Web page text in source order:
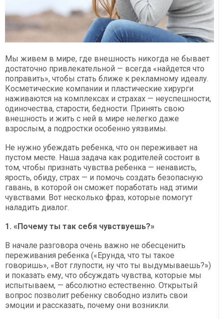
Мы живем в мире, где внешность никогда не бывает
достаточно привлекательной — всегда «найдется что
поправить», чтобы стать ближе к рекламному идеалу.
Косметические компании и пластические хирурги
наживаются на комплексах и страхах — неуспешности,
одиночества, старости, бедности. Принять свою
внешность и жить с ней в мире нелегко даже
взрослым, а подростки особенно уязвимы.
Не нужно убеждать ребенка, что он переживает на
пустом месте. Наша задача как родителей состоит в
том, чтобы признать чувства ребенка — ненависть,
ярость, обиду, страх — и помочь создать безопасную
гавань, в которой он сможет поработать над этими
чувствами. Вот несколько фраз, которые помогут
наладить диалог.
1. «Почему ты так себя чувствуешь?»
В начале разговора очень важно не обесценить
переживания ребенка («Ерунда, что ты такое
говоришь», «Вот глупости, ну что ты выдумываешь?»)
и показать ему, что обсуждать чувства, которые мы
испытываем, — абсолютно естественно. Открытый
вопрос позволит ребенку свободно излить свои
эмоции и рассказать, почему они возникли.